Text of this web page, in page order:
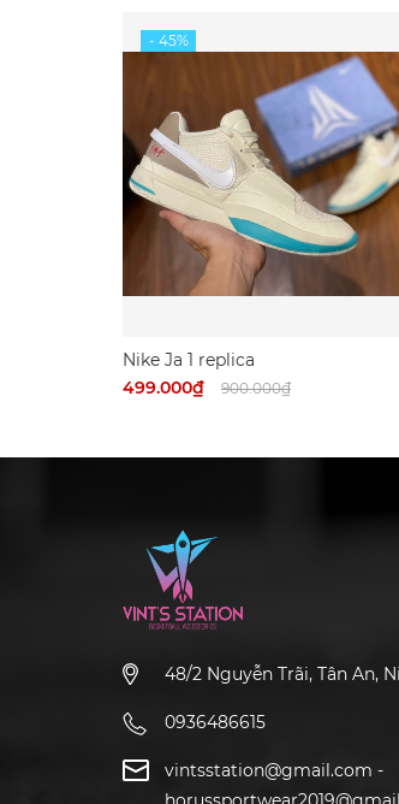
Nike Ja 1 replica
499.000₫
900.000₫
48/2 Nguyễn Trãi, Tân An,
0936486615
vintsstation@gmail.com -